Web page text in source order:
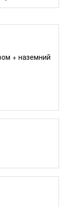
+ наземний